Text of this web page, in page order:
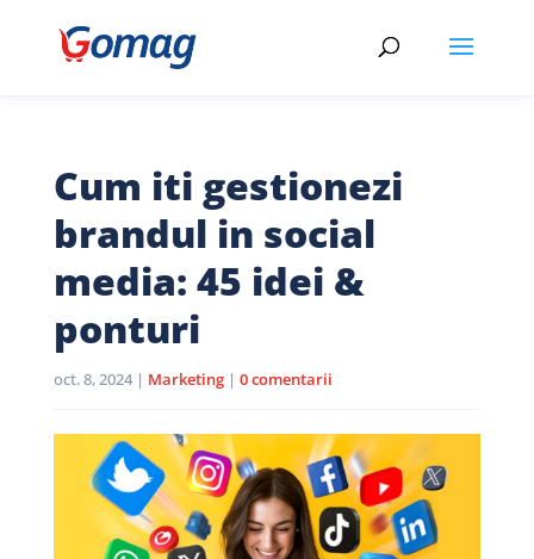
Cum iti gestionezi
brandul in social
media: 45 idei &
ponturi
oct. 8, 2024| Marketing| 0 comentarii